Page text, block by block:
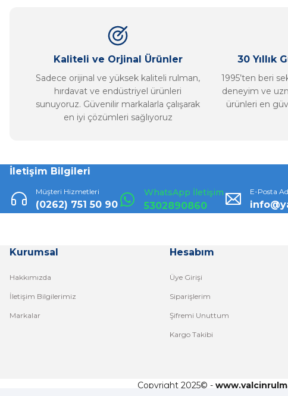
Ürün fiyatı diğer sitelerden daha pahalı.
Bu ürüne benzer farklı alternatifler olmalı.
Kaliteli ve Orjinal Ürünler
Sadece orijinal ve yüksek kaliteli rulman,
hırdavat ve endüstriyel ürünleri
sunuyoruz. Güvenilir markalarla çalışarak
en iyi çözümleri sağlıyoruz
30 Yıllık
1995’ten beri
deneyim ve
ürünleri en
İletişim Bilgileri
Müşteri Hizmetleri
(0262) 751 50 90
WhatsApp İletişim
5302890860
E-Posta
Kurumsal
Hakkımızda
İletişim Bilgilerimiz
Markalar
Hesabım
Üye Girişi
Siparişlerim
Şifremi Unuttum
Kargo Takibi
Copyright 2025© -